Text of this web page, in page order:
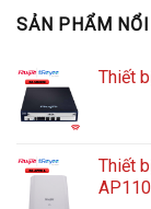
SẢN PHẨM
Thiết
Thiết